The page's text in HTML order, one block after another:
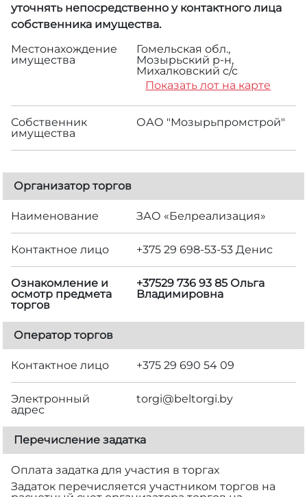
уточнять непосредственно у контактного лица
собственника имущества.
Местонахождение
имущества
Гомельская обл.,
Мозырьский р-н,
Михалковский с/с
Показать лот на карте
Собственник
имущества
ОАО "Мозырьпромстрой"
Организатор торгов
Наименование ЗАО «Белреализация»
Контактное лицо +375 29 698-53-53 Денис
Ознакомление и
осмотр предмета
торгов
+37529 736 93 85 Ольга
Владимировна
Оператор торгов
Контактное лицо +375 29 690 54 09
Электронный
адрес
torgi@beltorgi.by
Перечисление задатка
Оплата задатка для участия в торгах
Задаток перечисляется участником торгов на